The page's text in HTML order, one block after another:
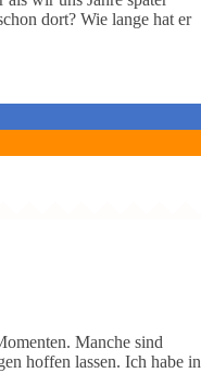
dort? Wie lange hat er
Manche sind
hoffen lassen. Ich habe in